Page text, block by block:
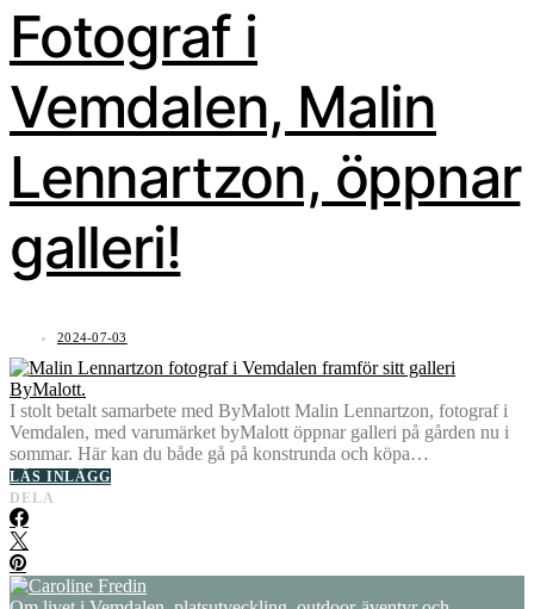
Fotograf i
Vemdalen, Malin
Lennartzon, öppnar
galleri!
2024-07-03
I stolt betalt samarbete med ByMalott Malin Lennartzon, fotograf i
Vemdalen, med varumärket byMalott öppnar galleri på gården nu i
sommar. Här kan du både gå på konstrunda och köpa…
LÄS INLÄGG
DELA